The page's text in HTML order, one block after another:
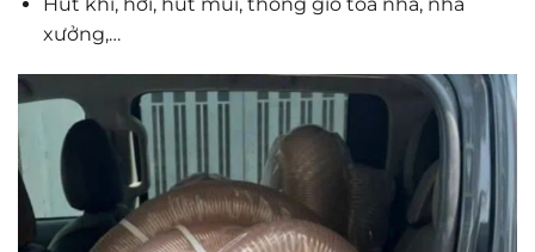
Hút khí, hơi, hút mùi, thông gió tòa nhà, nhà
xưởng,…